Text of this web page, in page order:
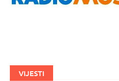
VIJESTI